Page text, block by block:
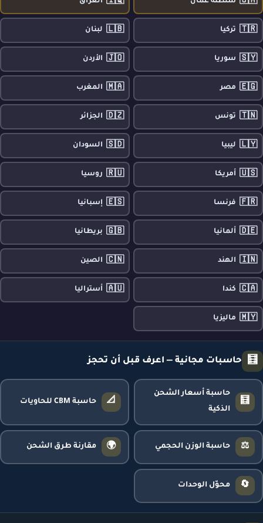
🇹🇷 تركيا 🇱🇧 لبنان
🇸🇾 سوريا 🇯🇴 الأردن
🇪🇬 مصر 🇲🇦 المغرب
🇹🇳 تونس 🇩🇿 الجزائر
🇱🇾 ليبيا 🇸🇩 السودان
🇺🇸 أمريكا 🇷🇺 روسيا
🇫🇷 فرنسا 🇪🇸 إسبانيا
🇩🇪 ألمانيا 🇬🇧 بريطانيا
🇮🇳 الهند 🇨🇳 الصين
🇨🇦 كندا 🇦🇺 أستراليا
🇲🇾 ماليزيا
🧮 حاسبات مجانية — اعرف قبل أن تحجز
🧮
حاسبة أسعار الشحن
الذكية
📐 حاسبة CBM للحاويات
⚖️ حاسبة الوزن الحجمي 🌍 مقارنة طرق الشحن
🔄 محوّل الوحدات